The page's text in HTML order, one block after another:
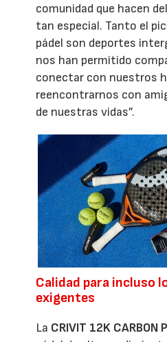
comunidad que hacen
tan especial. Tanto el
pádel son deportes
nos han permitido
conectar con nuestros
reencontrarnos con
de nuestras vidas”.
Calidad para incluso
exigentes
La CRIVIT 12K CARBON